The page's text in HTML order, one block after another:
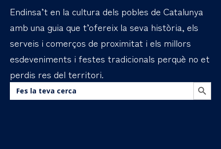
Endinsa’t en la cultura dels pobles de Catalunya
amb una guia que t’ofereix la seva història, els
serveis i comerços de proximitat i els millors
esdeveniments i festes tradicionals perquè no et
perdis res del territori.
BOTÓN DE